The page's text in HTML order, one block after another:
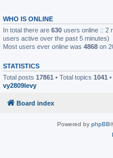
WHO IS ONLINE
In total there are 630 users online :: 2
users active over the past 5 minutes)
Most users ever online was 4868 on
STATISTICS
Total posts 17861 • Total topics 1041
vy2809levy
Board index
Powered by phpBB